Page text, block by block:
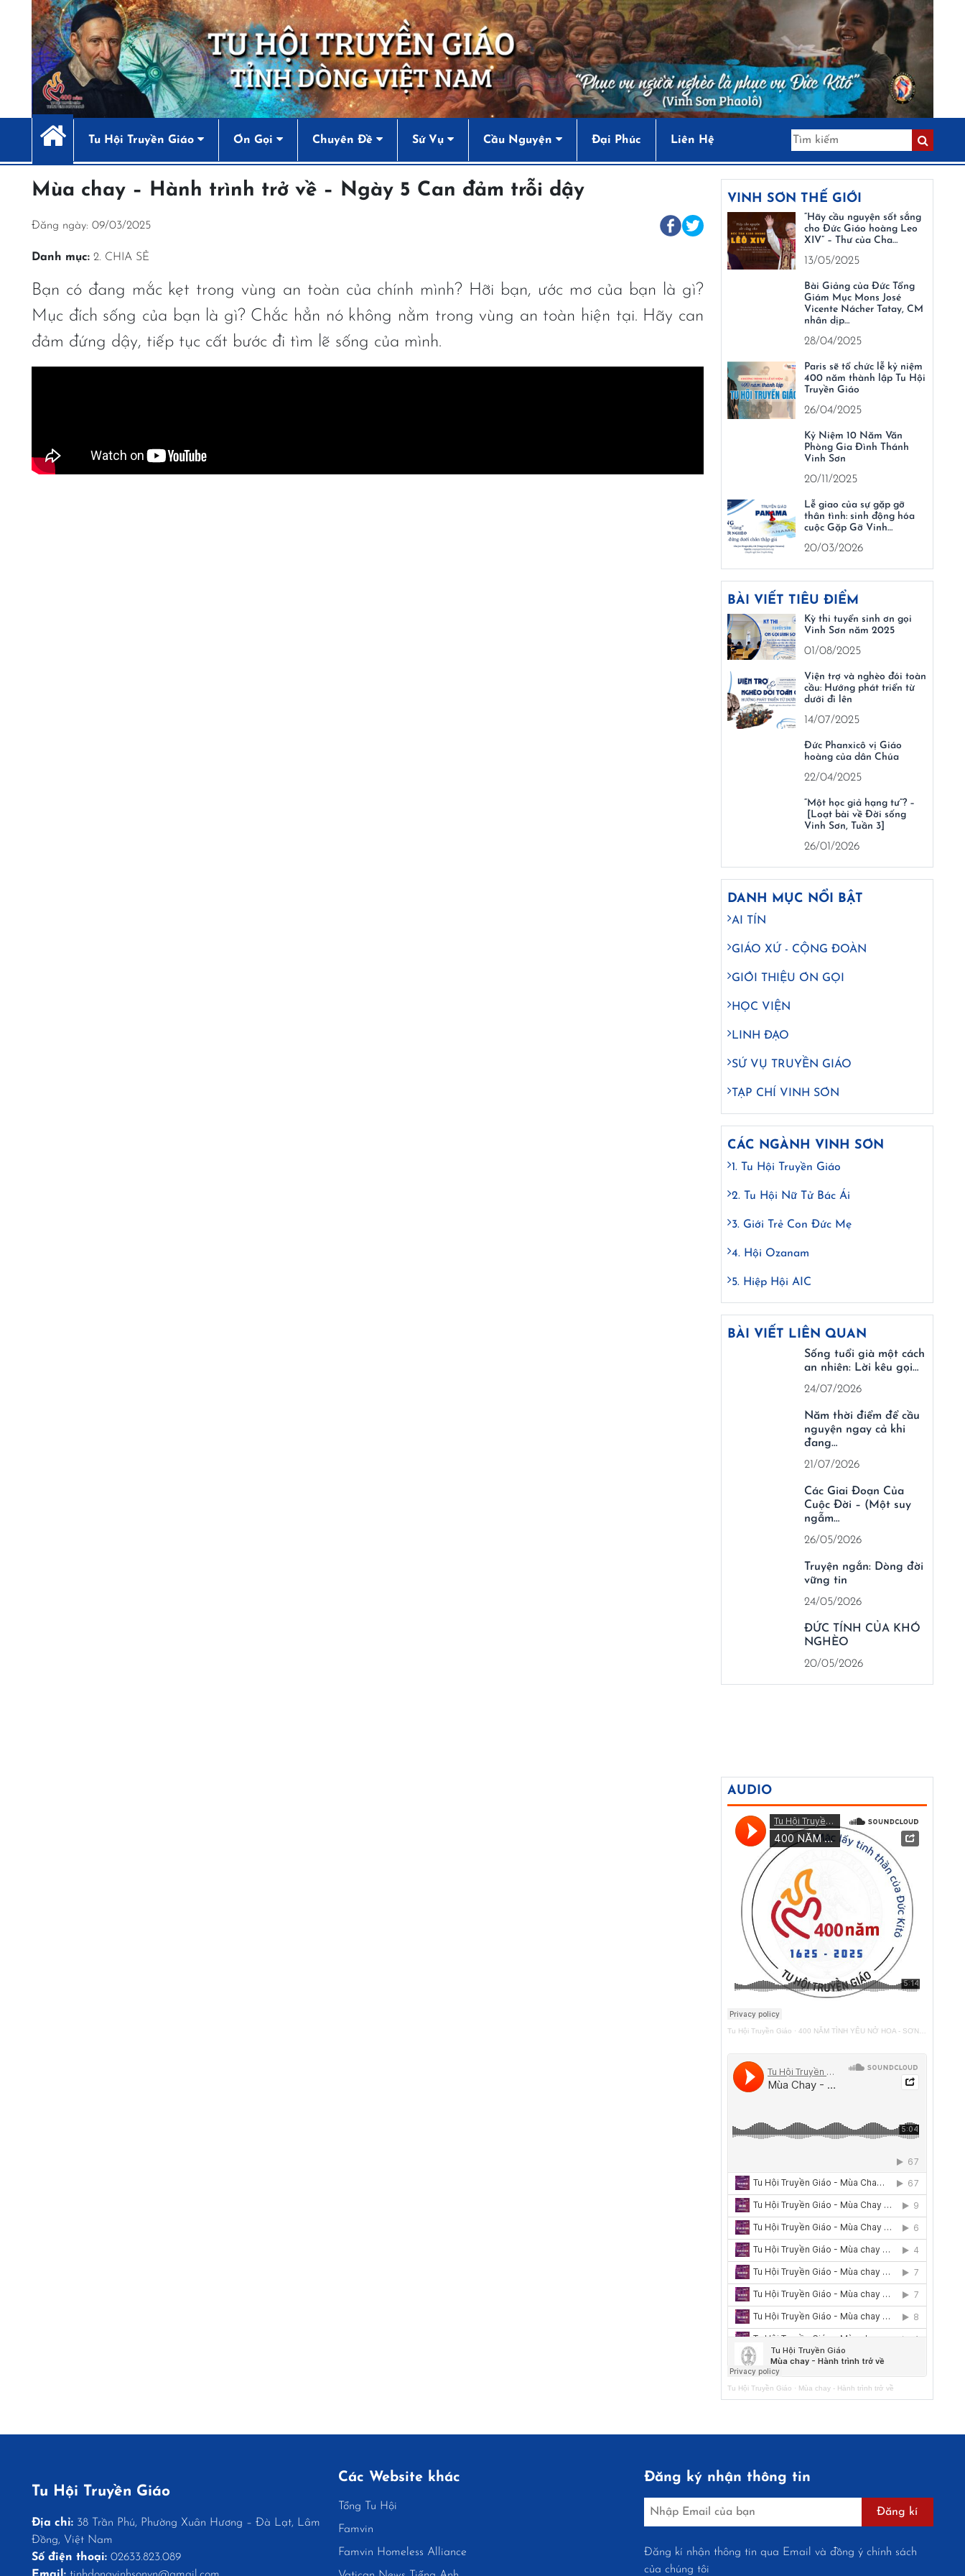
Tu Hội Truyền Giáo Ơn Gọi Chuyên Đề Sứ Vụ Cầu Nguyện Đại Phúc Liên Hệ
Mùa chay – Hành trình trở về – Ngày 5 Can đảm trỗi dậy
Đăng ngày: 09/03/2025
Danh mục: 2. CHIA SẺ
Bạn có đang mắc kẹt trong vùng an toàn của chính mình? Hỡi bạn, ước mơ của bạn là gì?
Mục đích sống của bạn là gì? Chắc hẳn nó không nằm trong vùng an toàn hiện tại. Hãy can
đảm đứng dậy, tiếp tục cất bước đi tìm lẽ sống của mình.
VINH SƠN THẾ GIỚI
“Hãy cầu nguyện sốt sắng
cho Đức Giáo hoàng Leo
XIV” – Thư của Cha…
13/05/2025
Bài Giảng của Đức Tổng
Giám Mục Mons José
Vicente Nácher Tatay, CM
nhân dịp…
28/04/2025
Paris sẽ tổ chức lễ kỷ niệm
400 năm thành lập Tu Hội
Truyền Giáo
26/04/2025
Kỷ Niệm 10 Năm Văn
Phòng Gia Đình Thánh
Vinh Sơn
20/11/2025
Lễ giao của sự gặp gỡ
thân tình: sinh động hóa
cuộc Gặp Gỡ Vinh…
20/03/2026
BÀI VIẾT TIÊU ĐIỂM
Kỳ thi tuyển sinh ơn gọi
Vinh Sơn năm 2025
01/08/2025
Viện trợ và nghèo đói toàn
cầu: Hướng phát triển từ
dưới đi lên
14/07/2025
Đức Phanxicô vị Giáo
hoàng của dân Chúa
22/04/2025
“Một học giả hạng tư”? –
[Loạt bài về Đời sống
Vinh Sơn, Tuần 3]
26/01/2026
DANH MỤC NỔI BẬT
AI TÍN
GIÁO XỨ - CỘNG ĐOÀN
GIỚI THIỆU ƠN GỌI
HỌC VIỆN
LINH ĐẠO
SỨ VỤ TRUYỀN GIÁO
TẠP CHÍ VINH SƠN
CÁC NGÀNH VINH SƠN
1. Tu Hội Truyền Giáo
2. Tu Hội Nữ Tử Bác Ái
3. Giới Trẻ Con Đức Mẹ
4. Hội Ozanam
5. Hiệp Hội AIC
BÀI VIẾT LIÊN QUAN
Sống tuổi già một cách
an nhiên: Lời kêu gọi…
24/07/2026
Năm thời điểm để cầu
nguyện ngay cả khi
đang…
21/07/2026
Các Giai Đoạn Của
Cuộc Đời – (Một suy
ngẫm…
26/05/2026
Truyện ngắn: Dòng đời
vững tin
24/05/2026
ĐỨC TÍNH CỦA KHÓ
NGHÈO
20/05/2026
AUDIO
Tu Hội Truyền Giáo · 400 NĂM TÌNH YÊU NỞ HOA - SƠN TÚI ĐỎ
Tu Hội Truyền Giáo · Mùa chay - Hành trình trở về
Tu Hội Truyền Giáo
Địa chỉ: 38 Trần Phú, Phường Xuân Hương – Đà Lạt, Lâm
Đồng, Việt Nam
Số điện thoại: 02633.823.089
Các Website khác
Tổng Tu Hội
Famvin
Famvin Homeless Alliance
Đăng ký nhận thông tin
Đăng kí
Đăng kí nhận thông tin qua Email và đồng ý chính sách
của chúng tôi